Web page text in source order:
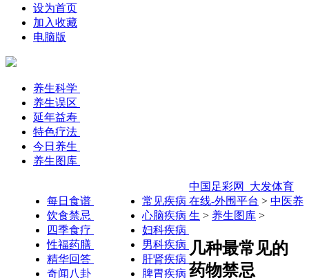
设为首页
加入收藏
电脑版
养生科学
养生误区
延年益寿
特色疗法
今日养生
养生图库
每日食谱
饮食禁忌
四季食疗
性福药膳
精华回答
奇闻八卦
常见疾病
心脑疾病
妇科疾病
男科疾病
肝肾疾病
脾胃疾病
中国足彩网_大发体育
在线-外围平台 > 中医养
生 > 养生图库 >
几种最常见的
药物禁忌